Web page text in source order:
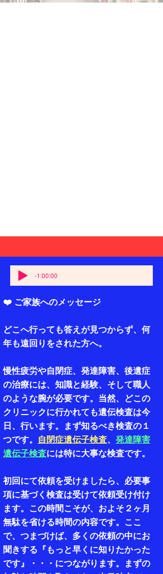
-1:00:00
❤️ ご家族へのメッセージ
どこへ行っても答えが見つからず、何
年も遠回りをされた方へ。
慢性疲労や自閉症、発達障害、後遺症
の治療には、知識と経験、そして職人
のような腕が必要です。当然、どこの
クリニックに行かれても遺伝検査は今
日、行います。まず知るべき検査の１
つです。 自閉症遺伝子検査、 発達障害
遺伝子検査には特に大事な検査です。
初回にて依頼を受けましたら、必要事
項に基づく検査は受けて依頼受け付け
ます。この時間こそが、およそ２ヶ月
無駄を省ける時間の内容です。ここ
で、つまづけば、多くの依頼の中にお
聞きする『もっと早くに知りたかった
です』・・・につながります。まずの